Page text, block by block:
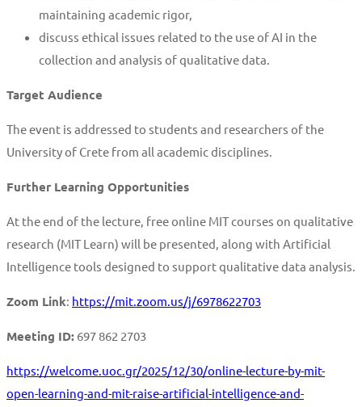
maintaining academic rigor,
discuss ethical issues related to the use of AI in the
collection and analysis of qualitative data.
Target Audience
The event is addressed to students and researchers of the
University of Crete from all academic disciplines.
Further Learning Opportunities
At the end of the lecture, free online MIT courses on qualitative
research (MIT Learn) will be presented, along with Artificial
Intelligence tools designed to support qualitative data analysis.
Zoom Link: https://mit.zoom.us/j/6978622703
Meeting ID: 697 862 2703
https://welcome.uoc.gr/2025/12/30/online-lecture-by-mit-
open-learning-and-mit-raise-artificial-intelligence-and-